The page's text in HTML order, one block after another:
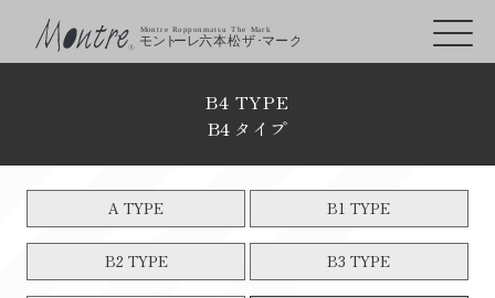
B4 TYPE
B4 タイプ
A TYPE B1 TYPE
B2 TYPE B3 TYPE